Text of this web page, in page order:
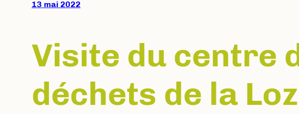
13 mai 2022
Visite du centre
déchets de la